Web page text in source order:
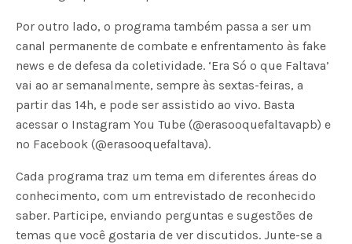
Por outro lado, o programa também passa a ser um
canal permanente de combate e enfrentamento às fake
news e de defesa da coletividade. ‘Era Só o que Faltava’
vai ao ar semanalmente, sempre às sextas-feiras, a
partir das 14h, e pode ser assistido ao vivo. Basta
acessar o Instagram You Tube (@erasooquefaltavapb) e
no Facebook (@erasooquefaltava).
Cada programa traz um tema em diferentes áreas do
conhecimento, com um entrevistado de reconhecido
saber. Participe, enviando perguntas e sugestões de
temas que você gostaria de ver discutidos. Junte-se a